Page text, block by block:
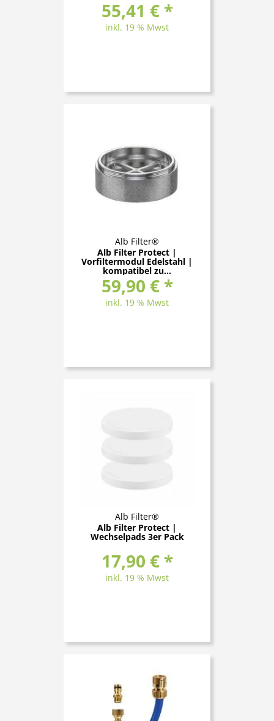
55,41 € *
inkl. 19 % Mwst
Alb Filter®
Alb Filter Protect |
Vorfiltermodul Edelstahl |
kompatibel zu...
59,90 € *
inkl. 19 % Mwst
Alb Filter®
Alb Filter Protect |
Wechselpads 3er Pack
17,90 € *
inkl. 19 % Mwst